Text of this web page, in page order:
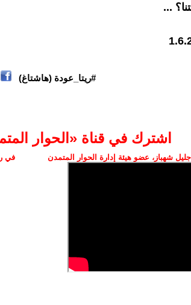
...
#ريتا_عودة (هاشتاغ)
اشترك في قناة ‫«الحوار
شهباز، عضو هيئة إدارة الحوار المتمدن في